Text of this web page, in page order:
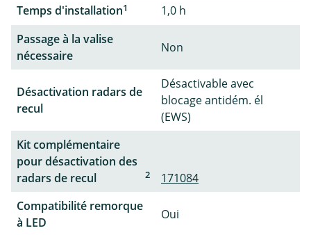
Temps d'installation1
1,0 h
Passage à la valise
nécessaire
Non
Désactivation radars de
recul
Désactivable avec
blocage antidém. él
(EWS)
Kit complémentaire
pour désactivation des
radars de recul
2
171084
Compatibilité remorque
à LED
Oui